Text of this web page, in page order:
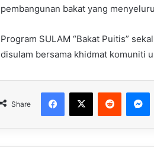
pembangunan bakat yang
Program SULAM “Bakat Puitis”
disulam bersama khidmat komuniti
Share